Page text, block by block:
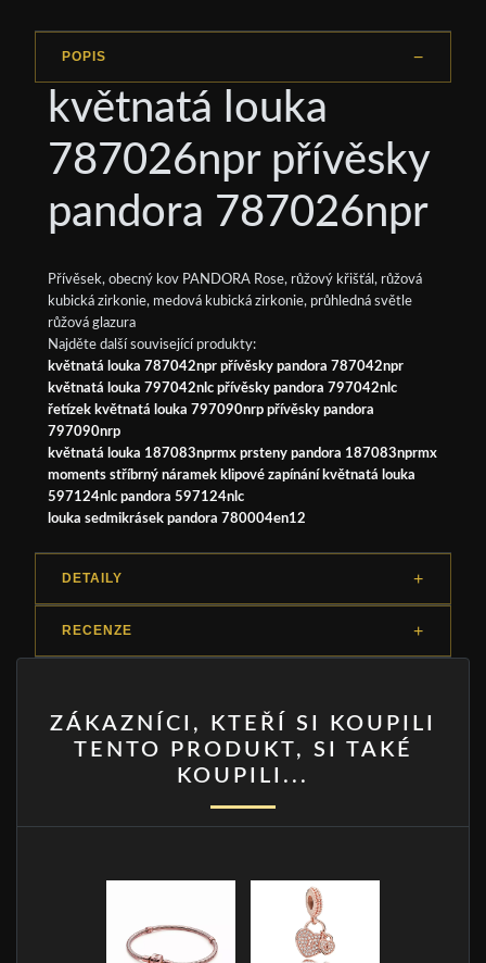
POPIS
květnatá louka
787026npr přívěsky
pandora 787026npr
Přívěsek, obecný kov PANDORA Rose, růžový křišťál, růžová
kubická zirkonie, medová kubická zirkonie, průhledná světle
růžová glazura
Najděte další související produkty:
květnatá louka 787042npr přívěsky pandora 787042npr
květnatá louka 797042nlc přívěsky pandora 797042nlc
řetízek květnatá louka 797090nrp přívěsky pandora
797090nrp
květnatá louka 187083nprmx prsteny pandora 187083nprmx
moments stříbrný náramek klipové zapínání květnatá louka
597124nlc pandora 597124nlc
louka sedmikrásek pandora 780004en12
DETAILY
RECENZE
ZÁKAZNÍCI, KTEŘÍ SI KOUPILI
TENTO PRODUKT, SI TAKÉ
KOUPILI...